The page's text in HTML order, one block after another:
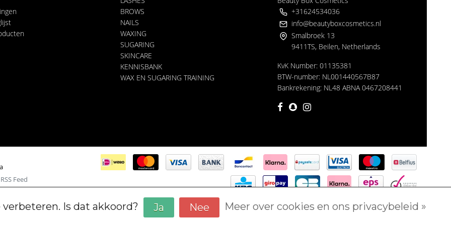
BROWS
NAILS
WAXING
SUGARING
SKINCARE
KENNISBANK
WAX EN SUGARING TRAINING
+31624534036
info@beautyboxcosmetics.nl
Smalbroek 13
9411TS, Beilen, Netherlands
KvK Number: 01135381
BTW-number: NL001440567B87
Bankrekening: NL48 ABNA 0467208441
RSS Feed
Is dat akkoord? Ja Nee Meer over cookies en ons privacybeleid »